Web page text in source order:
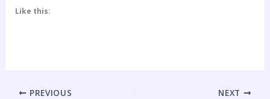
Like this:
PREVIOUS NEXT